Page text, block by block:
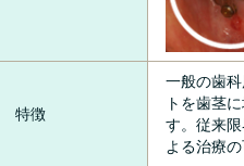
特徴
一般の歯
トを歯茎
す。従来
よる治療